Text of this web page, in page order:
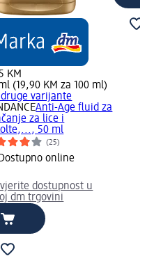
KM
(19,90 KM za 100 ml)
varijante
Anti-Age fluid za
za lice i
50 ml
(25)
Dostupno online
dostupnost u
dm trgovini